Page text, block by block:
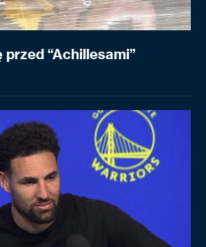
przed “Achillesami”